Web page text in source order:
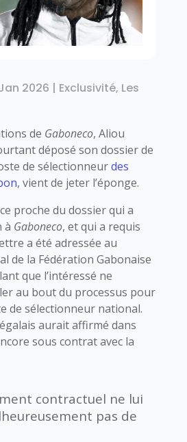
2026 | Exclusivité, Les
de Gaboneco, Aliou
déposé son dossier de
de sélectionneurdes
, vient de jeter l’éponge.
proche du dossier qui a
à Gaboneco, et qui a requis
a été adressée au
de la Fédération Gabonaise
que l’intéressé ne
au bout du processus pour
de sélectionneur national.
aurait affirmé dans
sous contrat avec la
contractuel ne lui
pas de